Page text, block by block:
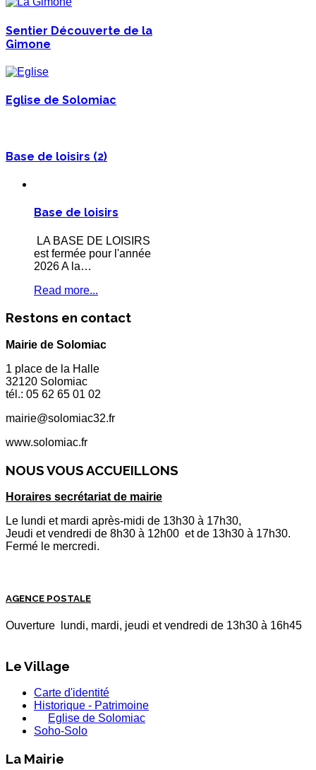
Sentier Découverte de la
Gimone
Eglise de Solomiac
Base de loisirs (2)
Base de loisirs
LA BASE DE LOISIRS
est fermée pour l'année
2026 A la…
Read more...
Restons en contact
Mairie de Solomiac
1 place de la Halle
32120 Solomiac
tél.: 05 62 65 01 02
mairie@solomiac32.fr
www.solomiac.fr
NOUS VOUS ACCUEILLONS
Horaires secrétariat de mairie
Le lundi et mardi après-midi de 13h30 à 17h30,
Jeudi et vendredi de 8h30 à 12h00 et de 13h30 à 17h30.
Fermé le mercredi.
AGENCE POSTALE
Ouverture lundi, mardi, jeudi et vendredi de 13h30 à 16h45
Le Village
Carte d'identité
Historique - Patrimoine
Eglise de Solomiac
Soho-Solo
La Mairie